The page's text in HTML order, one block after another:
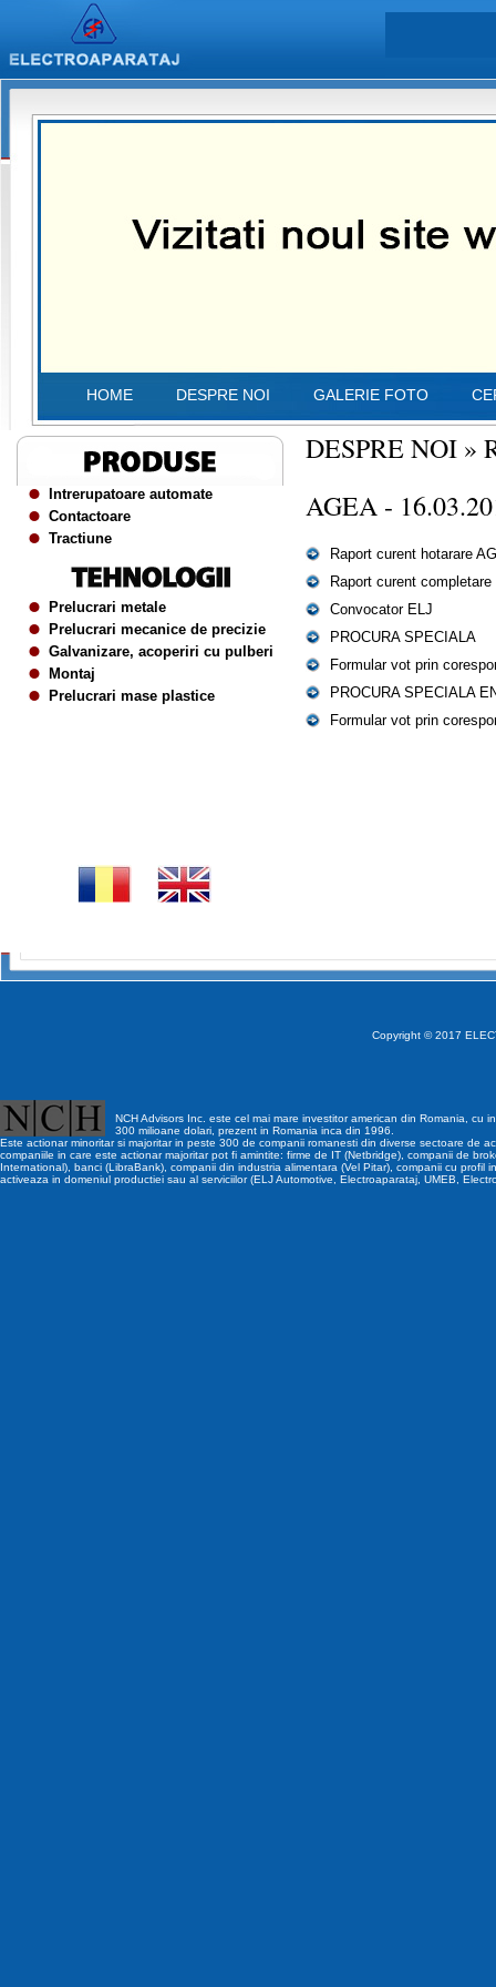
HOME DESPRE NOI GALERIE FOTO
Intrerupatoare automate
Contactoare
Tractiune
Prelucrari metale
Prelucrari mecanice de precizie
Galvanizare, acoperiri cu pulberi
Montaj
Prelucrari mase plastice
DESPRE NOI»
AGEA -
Raport curent hotarare
Raport curent
Convocator ELJ
PROCURA SPECIALA
Formular vot prin
PROCURA SPECIALA
Formular vot prin
Copyright © 2017
NCH Advisors Inc. este cel mai mare investitor american din Romania, cu
300 milioane dolari, prezent in Romania inca din 1996.
Este actionar minoritar si majoritar in peste 300 de companii romanesti din diverse sectoare de
companiile in care este actionar majoritar pot fi amintite: firme de IT (Netbridge), companii de
International), banci (LibraBank), companii din industria alimentara (Vel Pitar), companii cu profil
activeaza in domeniul productiei sau al serviciilor (ELJ Automotive, Electroaparataj, UMEB,